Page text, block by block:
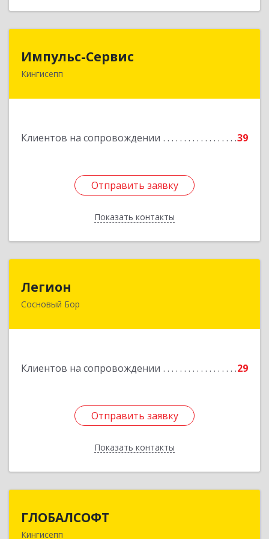
Импульс-Сервис
Кингисепп
Клиентов на сопровождении 39
Отправить заявку
Показать контакты
188480, Ленинградская обл, Кингисеппский р-н,
Отправить заявку
Назад
Легион
Сосновый Бор
Клиентов на сопровождении 29
Отправить заявку
Показать контакты
188544, Ленинградская обл, Сосновый Бор г,
Отправить заявку
Назад
ГЛОБАЛСОФТ
Кингисепп